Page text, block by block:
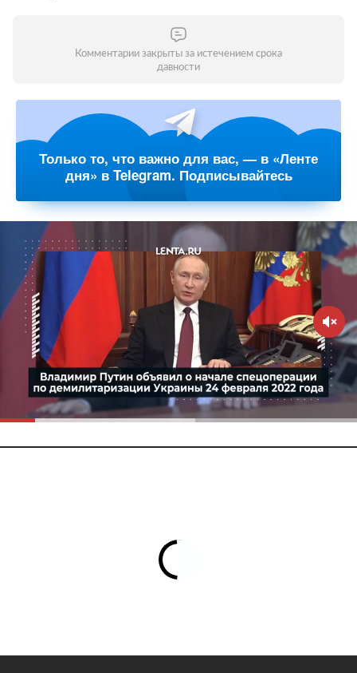
Комментарии закрыты за истечением срока
давности
Только то, что важно для вас, — в «Ленте
дня» в Telegram. Подписывайтесь